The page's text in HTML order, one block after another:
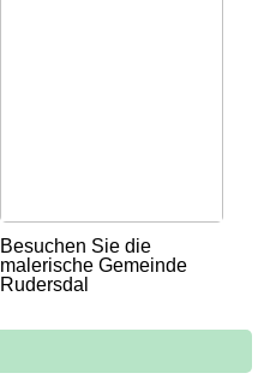
Besuchen Sie die
malerische Gemeinde
Rudersdal